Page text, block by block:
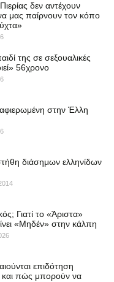
δεν αντέχουν
μας παίρνουν τον κόπο
της σε σεξουαλικές
56χρονο
στην Έλλη
διάσημων ελληνίδων
Γιατί το «Άριστα»
«Μηδέν» στην κάλπη
επιδότηση
πώς μπορούν να